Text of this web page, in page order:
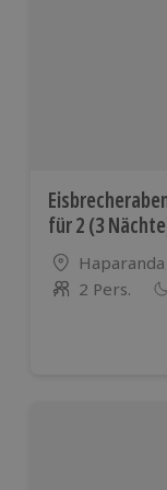
für 2 (3
Standort
Haparanda
Anzahl der
2 Pers.